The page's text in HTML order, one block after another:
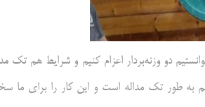
دو وزنه‌بردار اعزام کنیم و شرایط هم تک
هم به طور تک مداله است و این کار را برای ما